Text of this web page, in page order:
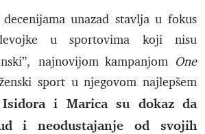
unazad stavlja u fokus
u sportovima koji nisu
najnovijom kampanjom One
sport u njegovom najlepšem
i Marica su dokaz da
i neodustajanje od svojih